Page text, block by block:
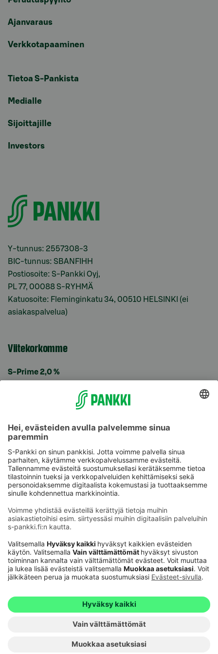
Ajanvaraus
Verkkotapaaminen
Tietoa S-Pankista
Medialle
Sijoittajille
Investors
Y-tunnus: 2557308-3
BIC-tunnus: SBANFIHH
Postiosoite: S-Pankki Oyj,
PL 77, 00088 S-RYHMÄ
Katuosoite: Fleminginkatu 34, 00510 HELSINKI (ei
asiakaspalvelua)
Viitekorkomme
S-Prime 2,0 %
Käyttöehdot
Saavutettavuusseloste
Evästeet
Verkkopalvelujen käytön edellytykset